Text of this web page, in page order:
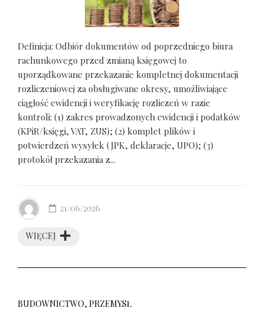
Definicja: Odbiór dokumentów od poprzedniego biura
rachunkowego przed zmianą księgowej to
uporządkowane przekazanie kompletnej dokumentacji
rozliczeniowej za obsługiwane okresy, umożliwiające
ciągłość ewidencji i weryfikację rozliczeń w razie
kontroli: (1) zakres prowadzonych ewidencji i podatków
(KPiR/księgi, VAT, ZUS); (2) komplet plików i
potwierdzeń wysyłek (JPK, deklaracje, UPO); (3)
protokół przekazania z...
WIĘCEJ
21/06/2026
BUDOWNICTWO, PRZEMYSŁ